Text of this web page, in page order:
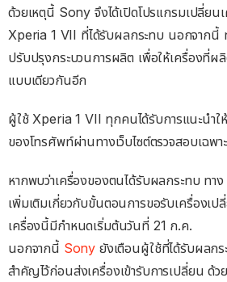
ด้วยเหตุนี้ Sony จึงได้เปิดโปรแกรมเปลี่ยน
Xperia 1 VII ที่ได้รับผลกระทบ นอกจากนี้
ปรับปรุงกระบวนการผลิต เพื่อให้เครื่องที่ผ
แบบเดียวกันอีก
ผู้ใช้ Xperia 1 VII ทุกคนได้รับการแนะนำใ
ของโทรศัพท์ผ่านทางเว็บไซต์ตรวจสอบเฉพา
หากพบว่าเครื่องของตนได้รับผลกระทบ ทา
เพิ่มเติมเกี่ยวกับขั้นตอนการขอรับเครื่องเป
เครื่องนี้มีกำหนดเริ่มต้นวันที่ 21 ก.ค.
นอกจากนี้ Sony ยังเตือนผู้ใช้ที่ได้รับผลก
สำคัญไว้ก่อนส่งเครื่องเข้ารับการเปลี่ยน ด้